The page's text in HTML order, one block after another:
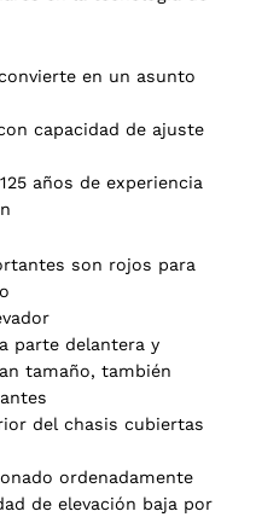
en un asunto
capacidad de ajuste
años de experiencia
son rojos para
parte delantera y
tamaño, también
del chasis cubiertas
ordenadamente
de elevación baja por